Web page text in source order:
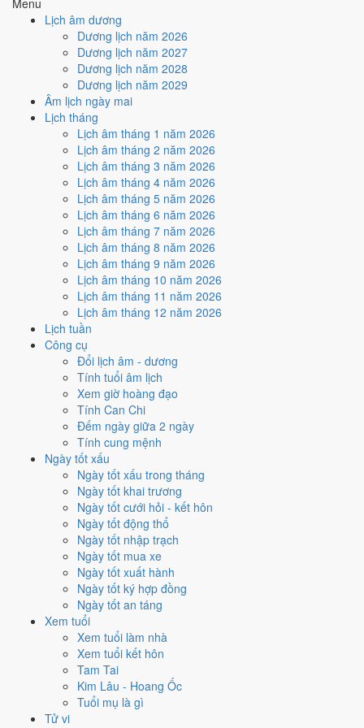
Lịch âm dương
Dương lịch năm 2026
Dương lịch năm 2027
Dương lịch năm 2028
Dương lịch năm 2029
Âm lịch ngày mai
Lịch tháng
Lịch âm tháng 1 năm 2026
Lịch âm tháng 2 năm 2026
Lịch âm tháng 3 năm 2026
Lịch âm tháng 4 năm 2026
Lịch âm tháng 5 năm 2026
Lịch âm tháng 6 năm 2026
Lịch âm tháng 7 năm 2026
Lịch âm tháng 8 năm 2026
Lịch âm tháng 9 năm 2026
Lịch âm tháng 10 năm 2026
Lịch âm tháng 11 năm 2026
Lịch âm tháng 12 năm 2026
Lịch tuần
Công cụ
Đổi lịch âm - dương
Tính tuổi âm lịch
Xem giờ hoàng đạo
Tính Can Chi
Đếm ngày giữa 2 ngày
Tính cung mệnh
Ngày tốt xấu
Ngày tốt xấu trong tháng
Ngày tốt khai trương
Ngày tốt cưới hỏi - kết hôn
Ngày tốt động thổ
Ngày tốt nhập trạch
Ngày tốt mua xe
Ngày tốt xuất hành
Ngày tốt ký hợp đồng
Ngày tốt an táng
Xem tuổi
Xem tuổi làm nhà
Xem tuổi kết hôn
Tam Tai
Kim Lâu - Hoang Ốc
Tuổi mụ là gì
Tử vi
điểm.
Cách tính ngày tốt
Ký hợp đồng - giao ước
Xấu
Ký hợp đồng - giao ước hôm nay ở
Ngày Hoàng Đạo, nhưng Trực Phá và Ngày Đại Hung kéo giảm
điểm.
Cách tính ngày tốt
Động thổ - khởi công
Trung bình
Động thổ - khởi công hôm nay ởmức trung bình (4/10)
Sao Thất và Ngày Hoàng Đạo
Đại Hung kéo giảm điểm.
Cách tính ngày tốt
Nhập trạch - vào nhà mới
Xấu
Nhập trạch - vào nhà mới hôm nay ở
Ngày Hoàng Đạo, nhưng Trực Phá và Ngày Đại Hung kéo giảm
điểm.
Cách tính ngày tốt
Mua xe - tậu xe
Xấu
Mua xe - tậu xe hôm nay ở
Hoàng Đạo, nhưng Trực Phá và Ngày Đại Hung kéo giảm điểm.
Cách tính ngày tốt
✈️
Xuất hành - đi xa
Xấu
Xuất hành - đi xa hôm nay ởmức xấu (3/10)
Hoàng Đạo, nhưng Trực Phá và Ngày Đại Hung kéo giảm điểm.
Cách tính ngày tốt
Tìm hiểu cách chấm:Trực Phá nghĩa là gì
phân biệt Hoàng Đạo - Hắc Đạo·
Điểm số tổng hợp từ Trực, Sao 28 Tú và Hoàng Đạo - Hắc Đạo.
sánh cả tháng
Nếu ngày 22/12/2026 không hợp
việc của bạn thì sao?
Điểm thấp của ngày 22/12 là tín hiệu cần điều chỉnh, không phải lệnh
cấm. Hai việc bị chấm thấp nhất hôm nay là